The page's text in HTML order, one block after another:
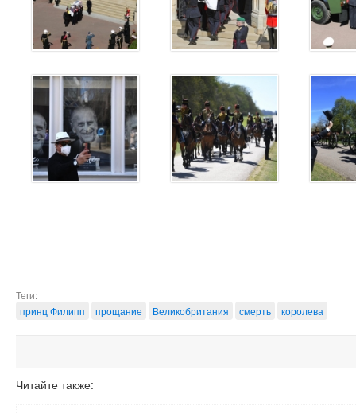
Теги:
принц Филипп
прощание Великобритания смерть королева
Читайте также: